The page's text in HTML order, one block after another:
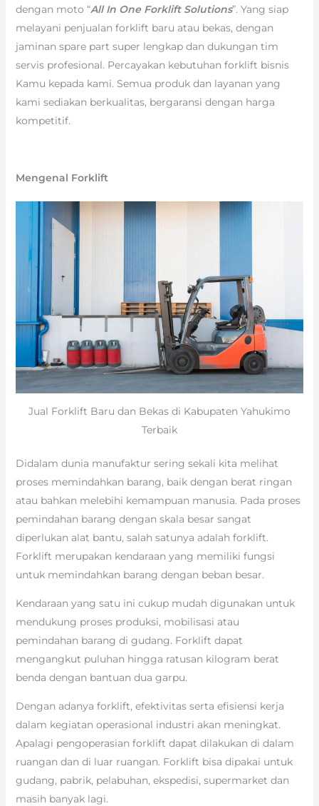
dengan moto “All In One Forklift Solutions”. Yang siap
melayani penjualan forklift baru atau bekas, dengan
jaminan spare part super lengkap dan dukungan tim
servis profesional. Percayakan kebutuhan forklift bisnis
Kamu kepada kami. Semua produk dan layanan yang
kami sediakan berkualitas, bergaransi dengan harga
kompetitif.
Mengenal Forklift
Jual Forklift Baru dan Bekas di Kabupaten Yahukimo
Terbaik
Didalam dunia manufaktur sering sekali kita melihat
proses memindahkan barang, baik dengan berat ringan
atau bahkan melebihi kemampuan manusia. Pada proses
pemindahan barang dengan skala besar sangat
diperlukan alat bantu, salah satunya adalah forklift.
Forklift merupakan kendaraan yang memiliki fungsi
untuk memindahkan barang dengan beban besar.
Kendaraan yang satu ini cukup mudah digunakan untuk
mendukung proses produksi, mobilisasi atau
pemindahan barang di gudang. Forklift dapat
mengangkut puluhan hingga ratusan kilogram berat
benda dengan bantuan dua garpu.
Dengan adanya forklift, efektivitas serta efisiensi kerja
dalam kegiatan operasional industri akan meningkat.
Apalagi pengoperasian forklift dapat dilakukan di dalam
ruangan dan di luar ruangan. Forklift bisa dipakai untuk
gudang, pabrik, pelabuhan, ekspedisi, supermarket dan
masih banyak lagi.